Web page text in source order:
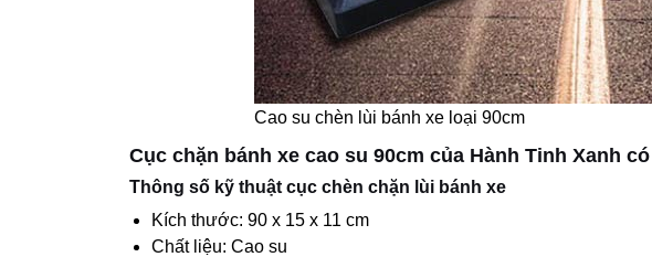
Cao su chèn lùi bánh xe loại 90cm
Cục chặn bánh xe cao su 90cm của Hành Tinh Xanh
Thông số kỹ thuật cục chèn chặn lùi bánh xe
Kích thước: 90 x 15 x 11 cm
Chất liệu: Cao su